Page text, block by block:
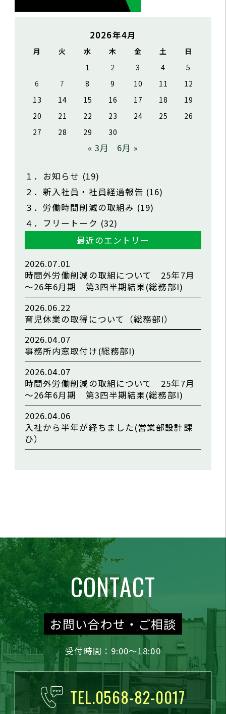
2026年4月
月 火 水 木 金 土
日
1
2 3 4
5
6
7 8 9 10 11
12
13
14 15 16 17 18
19
20
21 22 23 24 25
26
27
28 29 30
« 3月 6月 »
１．お知らせ (19)
２．新入社員・社員経過報告 (16)
３．労働時間削減の取組み (19)
４．フリートーク (32)
最近のエントリー
2026.07.01
時間外労働削減の取組について 25年7月
～26年6月期 第3四半期結果(総務部I)
2026.06.22
育児休業の取得について（総務部I）
2026.04.07
事務所内窓取付け(総務部I)
2026.04.07
時間外労働削減の取組について 25年7月
～26年6月期 第3四半期結果(総務部I)
2026.04.06
入社から半年が経ちました(営業部設計課
ひ）
CONTACT
お問い合わせ・ご相談
受付時間：9:00～18:00
TEL.0568-82-0017